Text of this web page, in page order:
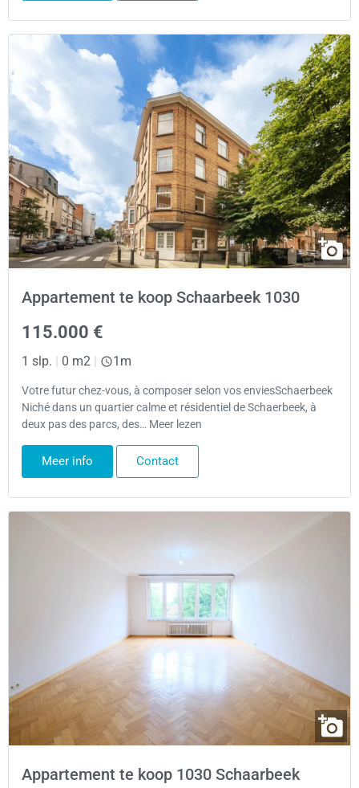
Appartement te koop Schaarbeek 1030
115.000 €
1 slp. | 0 m2 | 1m
Votre futur chez-vous, à composer selon vos enviesSchaerbeek
Niché dans un quartier calme et résidentiel de Schaerbeek, à
deux pas des parcs, des… Meer lezen
Meer info Contact
Appartement te koop 1030 Schaarbeek